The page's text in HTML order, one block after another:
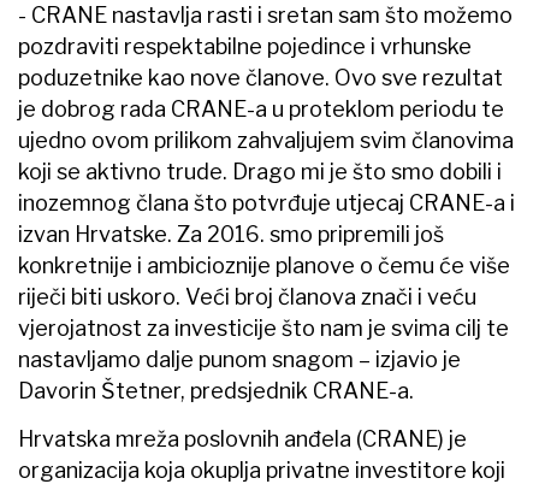
- CRANE nastavlja rasti i sretan sam što možemo
pozdraviti respektabilne pojedince i vrhunske
poduzetnike kao nove članove. Ovo sve rezultat
je dobrog rada CRANE-a u proteklom periodu te
ujedno ovom prilikom zahvaljujem svim članovima
koji se aktivno trude. Drago mi je što smo dobili i
inozemnog člana što potvrđuje utjecaj CRANE-a i
izvan Hrvatske. Za 2016. smo pripremili još
konkretnije i ambicioznije planove o čemu će više
riječi biti uskoro. Veći broj članova znači i veću
vjerojatnost za investicije što nam je svima cilj te
nastavljamo dalje punom snagom – izjavio je
Davorin Štetner, predsjednik CRANE-a.
Hrvatska mreža poslovnih anđela (CRANE) je
organizacija koja okuplja privatne investitore koji